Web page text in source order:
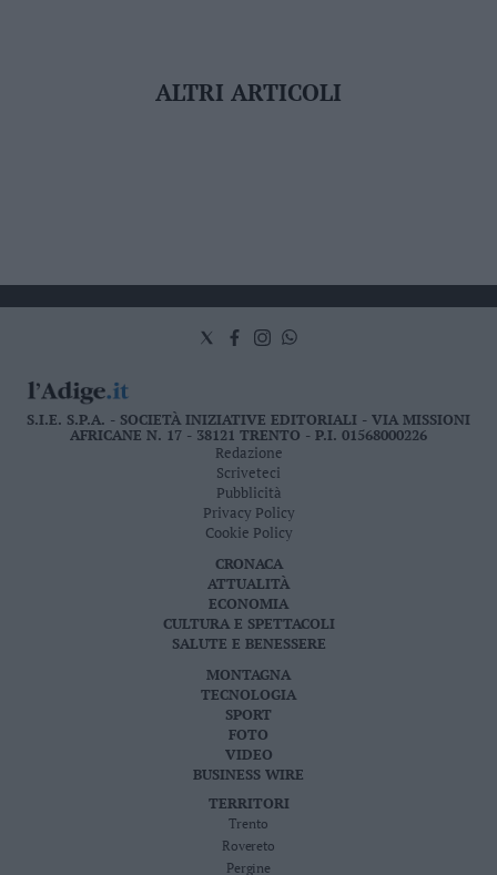
ALTRI ARTICOLI
S.I.E. S.P.A. - SOCIETÀ INIZIATIVE EDITORIALI - VIA MISSIONI
AFRICANE N. 17 - 38121 TRENTO - P.I. 01568000226
Redazione
Scriveteci
Pubblicità
Privacy Policy
Cookie Policy
CRONACA
ATTUALITÀ
ECONOMIA
CULTURA E SPETTACOLI
SALUTE E BENESSERE
MONTAGNA
TECNOLOGIA
SPORT
FOTO
VIDEO
BUSINESS WIRE
TERRITORI
Trento
Rovereto
Pergine